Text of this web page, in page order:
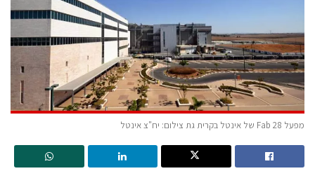
מפעל Fab 28 של אינטל בקרית גת צילום: יח"צ אינטל